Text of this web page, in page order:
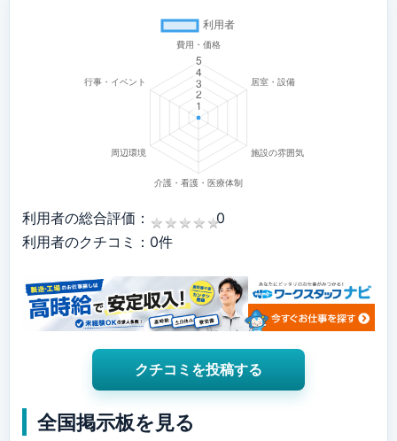
利用者の総合評価： ★ ★ ★ ★ ★
★ ★ ★ ★ ★0
利用者のクチコミ：0件
クチコミを投稿する
全国掲示板を見る